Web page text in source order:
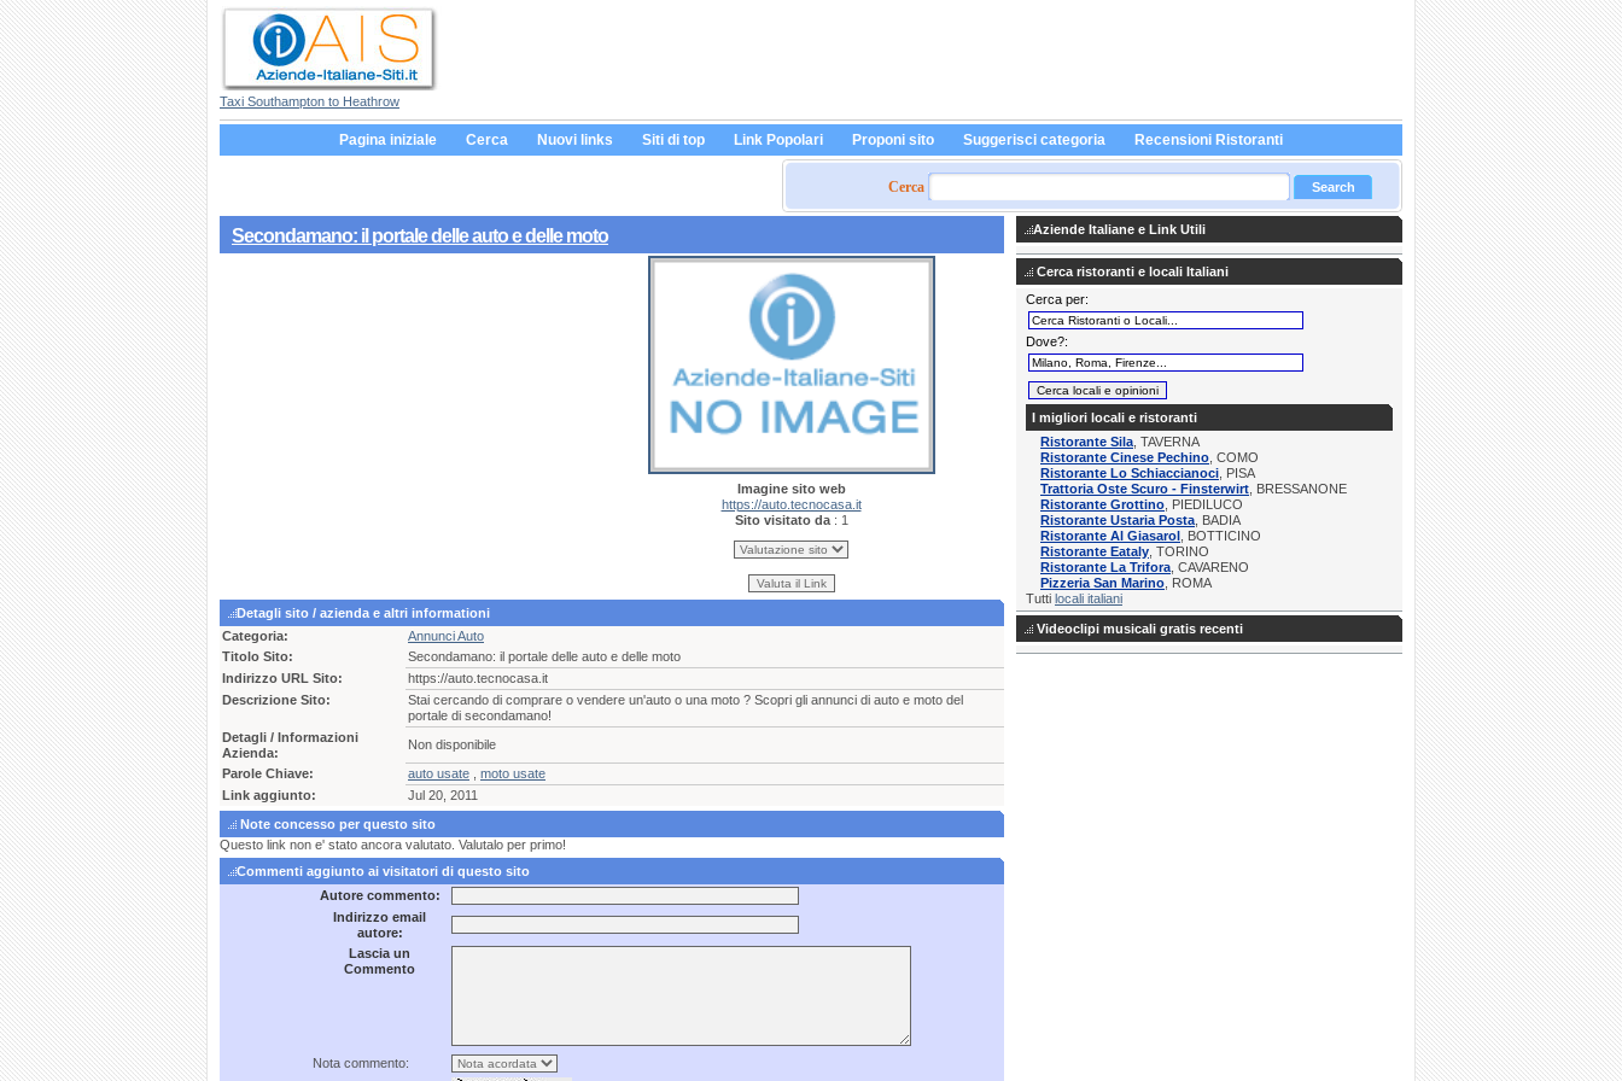
Taxi Southampton to Heathrow
Pagina iniziale Cerca Nuovi links Siti di top Link Popolari Proponi sito Suggerisci categoria Recensioni Ristoranti
Cerca
Secondamano: il portale delle auto e delle moto
Imagine sito web
https://auto.tecnocasa.it
Sito visitato da : 1
Detagli sito / azienda e altri informationi
Categoria:
Annunci Auto
Titolo Sito:
Secondamano: il portale delle auto e delle moto
Indirizzo URL Sito:
https://auto.tecnocasa.it
Descrizione Sito:
Stai cercando di comprare o vendere un'auto o una moto ? Scopri gli annunci di auto e moto del
portale di secondamano!
Detagli / Informazioni
Azienda:
Non disponibile
Parole Chiave:
auto usate
moto usate
Link aggiunto:
Jul 20, 2011
Note concesso per questo sito
Questo link non e' stato ancora valutato. Valutalo per primo!
Commenti aggiunto ai visitatori di questo sito
Autore commento:
Indirizzo email
autore:
Lascia un
Commento
Nota commento:
Aziende Italiane e Link Utili
Cerca ristoranti e locali Italiani
Cerca per:
Dove?:
I migliori locali e ristoranti
Ristorante Sila , TAVERNA
Ristorante Cinese Pechino , COMO
Ristorante Lo Schiaccianoci , PISA
Trattoria Oste Scuro - Finsterwirt , BRESSANONE
Ristorante Grottino , PIEDILUCO
Ristorante Ustaria Posta , BADIA
Ristorante Al Giasarol , BOTTICINO
Ristorante Eataly , TORINO
Ristorante La Trifora , CAVARENO
Pizzeria San Marino , ROMA
Tutti locali italiani
Videoclipi musicali gratis recenti